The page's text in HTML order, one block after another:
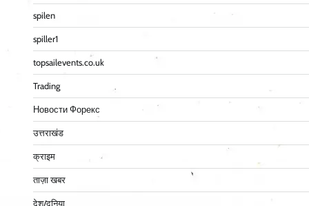
spilen
spiller1
topsailevents.co.uk
Trading
Новости Форекс
उत्तराखंड
क्राइम
ताज़ा खबर
देश/दुनिया